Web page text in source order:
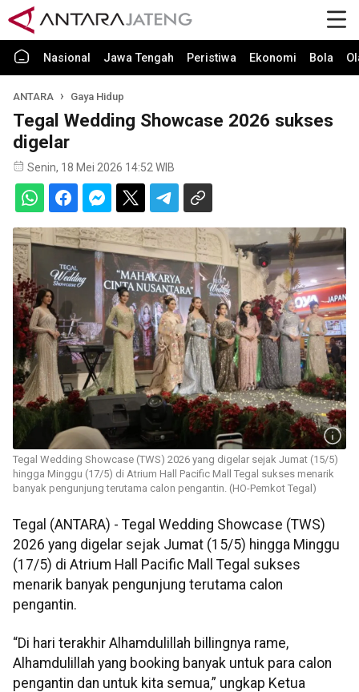
Nasional Jawa Tengah Peristiwa Ekonomi Bola
ANTARA Gaya Hidup
Tegal Wedding Showcase 2026 sukses
digelar
Senin, 18 Mei 2026 14:52 WIB
Tegal Wedding Showcase (TWS) 2026 yang digelar sejak Jumat (15/5)
hingga Minggu (17/5) di Atrium Hall Pacific Mall Tegal sukses menarik
banyak pengunjung terutama calon pengantin. (HO-Pemkot Tegal)
Tegal (ANTARA) - Tegal Wedding Showcase (TWS)
2026 yang digelar sejak Jumat (15/5) hingga Minggu
(17/5) di Atrium Hall Pacific Mall Tegal sukses
menarik banyak pengunjung terutama calon
pengantin.
“Di hari terakhir Alhamdulillah billingnya rame,
Alhamdulillah yang booking banyak untuk para calon
pengantin dan untuk kita semua,” ungkap Ketua